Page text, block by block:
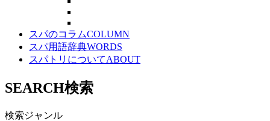
スパのコラムCOLUMN
スパ用語辞典WORDS
スパトリについてABOUT
SEARCH検索
検索ジャンル